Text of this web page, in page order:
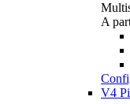
A
V4